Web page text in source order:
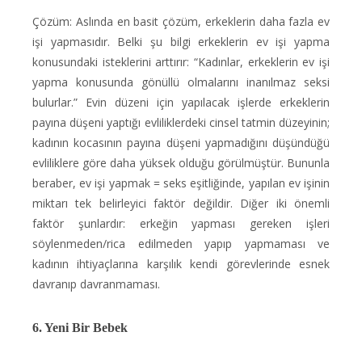
Çözüm: Aslında en basit çözüm, erkeklerin daha fazla ev
işi yapmasıdır. Belki şu bilgi erkeklerin ev işi yapma
konusundaki isteklerini arttırır: “Kadınlar, erkeklerin ev işi
yapma konusunda gönüllü olmalarını inanılmaz seksi
bulurlar.” Evin düzeni için yapılacak işlerde erkeklerin
payına düşeni yaptığı evliliklerdeki cinsel tatmin düzeyinin;
kadının kocasının payına düşeni yapmadığını düşündüğü
evliliklere göre daha yüksek olduğu görülmüştür. Bununla
beraber, ev işi yapmak = seks eşitliğinde, yapılan ev işinin
miktarı tek belirleyici faktör değildir. Diğer iki önemli
faktör şunlardır: erkeğin yapması gereken işleri
söylenmeden/rica edilmeden yapıp yapmaması ve
kadının ihtiyaçlarına karşılık kendi görevlerinde esnek
davranıp davranmaması.
6. Yeni Bir Bebek